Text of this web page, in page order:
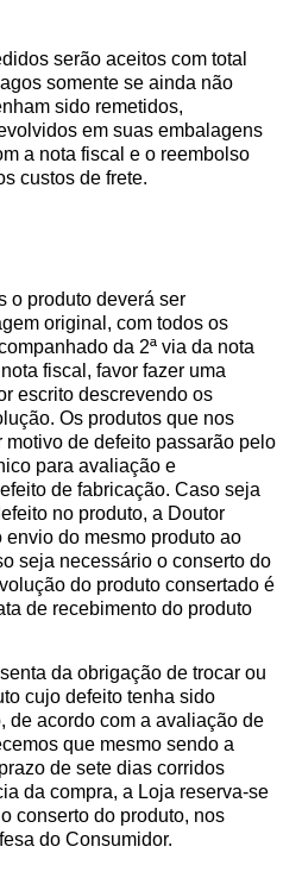
serão aceitos com total
somente se ainda não
sido remetidos,
em suas embalagens
a nota fiscal e o reembolso
custos de frete.
o produto deverá ser
original, com todos os
da 2ª via da nota
fiscal, favor fazer uma
escrito descrevendo os
Os produtos que nos
de defeito passarão pelo
para avaliação e
de fabricação. Caso seja
no produto, a Doutor
envio do mesmo produto ao
seja necessário o conserto do
do produto consertado é
de recebimento do produto
da obrigação de trocar ou
cujo defeito tenha sido
de acordo com a avaliação de
que mesmo sendo a
de sete dias corridos
da compra, a Loja reserva-se
conserto do produto, nos
do Consumidor.